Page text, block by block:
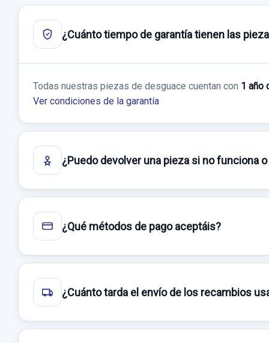
¿Cuánto tiempo de garantía tienen las
Todas nuestras piezas de desguace cuentan con 1 año
Ver condiciones de la garantía
¿Puedo devolver una pieza si no funciona
¿Qué métodos de pago aceptáis?
¿Cuánto tarda el envío de los recambios